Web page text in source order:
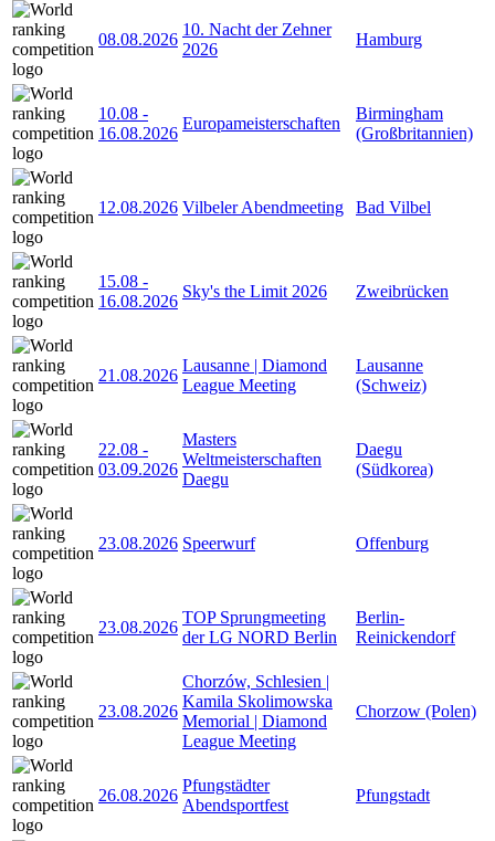
08.08.2026
10. Nacht der Zehner
2026
Hamburg
10.08 -
16.08.2026
Europameisterschaften
Birmingham
(Großbritannien)
12.08.2026 Vilbeler Abendmeeting Bad Vilbel
15.08 -
16.08.2026
Sky's the Limit 2026 Zweibrücken
21.08.2026
Lausanne | Diamond
League Meeting
Lausanne
(Schweiz)
22.08 -
03.09.2026
Masters
Weltmeisterschaften
Daegu
Daegu
(Südkorea)
23.08.2026 Speerwurf Offenburg
23.08.2026
TOP Sprungmeeting
der LG NORD Berlin
Berlin-
Reinickendorf
23.08.2026
Chorzów, Schlesien |
Kamila Skolimowska
Memorial | Diamond
League Meeting
Chorzow (Polen)
26.08.2026
Pfungstädter
Abendsportfest
Pfungstadt